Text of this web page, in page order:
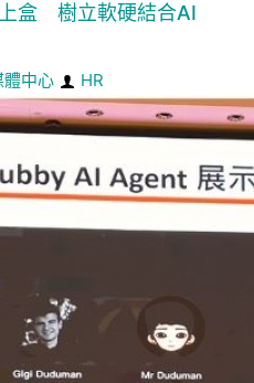
盒 樹立軟硬結合AI
中心 HR